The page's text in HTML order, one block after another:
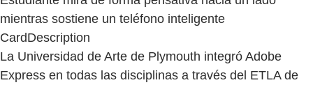
mientras sostiene un teléfono inteligente
CardDescription
La Universidad de Arte de Plymouth integró Adobe
Express en todas las disciplinas a través del ETLA de